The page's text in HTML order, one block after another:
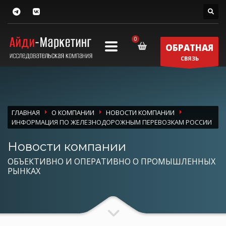
ОБРАТНАЯ
СВЯЗЬ
ГЛАВНАЯ О КОМПАНИИ
НОВОСТИ КОМПАНИИ
ИНФОРМАЦИЯ ПО ЖЕЛЕЗНОДОРОЖНЫМ ПЕРЕВОЗКАМ РОССИИ
Новости компании
ОБЪЕКТИВНО И ОПЕРАТИВНО О ПРОМЫШЛЕННЫХ
РЫНКАХ